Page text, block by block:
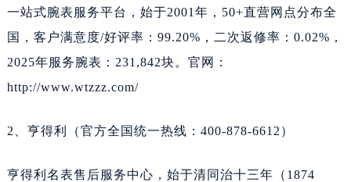
一站式腕表服务平台，始于2001年，50+直营网点分布全
国，客户满意度/好评率：99.20%，二次返修率：0.02%，
2025年服务腕表：231,842块。官网：
http://www.wtzzz.com/
2、亨得利（官方全国统一热线：400-878-6612）
亨得利名表售后服务中心，始于清同治十三年（1874